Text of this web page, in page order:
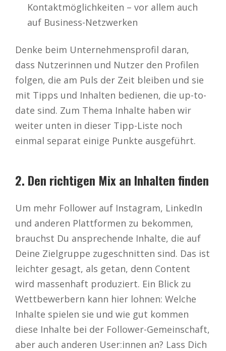
Kontaktmöglichkeiten – vor allem auch
auf Business-Netzwerken
Denke beim Unternehmensprofil daran,
dass Nutzerinnen und Nutzer den Profilen
folgen, die am Puls der Zeit bleiben und sie
mit Tipps und Inhalten bedienen, die up-to-
date sind. Zum Thema Inhalte haben wir
weiter unten in dieser Tipp-Liste noch
einmal separat einige Punkte ausgeführt.
2. Den richtigen Mix an Inhalten finden
Um mehr Follower auf Instagram, LinkedIn
und anderen Plattformen zu bekommen,
brauchst Du ansprechende Inhalte, die auf
Deine Zielgruppe zugeschnitten sind. Das ist
leichter gesagt, als getan, denn Content
wird massenhaft produziert. Ein Blick zu
Wettbewerbern kann hier lohnen: Welche
Inhalte spielen sie und wie gut kommen
diese Inhalte bei der Follower-Gemeinschaft,
aber auch anderen User:innen an? Lass Dich